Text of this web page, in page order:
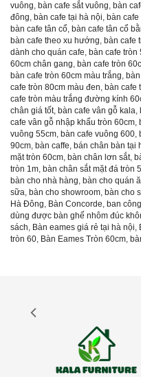
vuông, bàn cafe sắt vuông, bàn
đông, bàn cafe tại hà nội, bàn
bàn cafe tân cổ, bàn cafe tân cổ
bàn cafe theo xu hướng, bàn cafe
dành cho quán cafe, bàn cafe tròn
60cm chân gang, bàn cafe tròn
bàn cafe tròn 60cm màu trắng,
cafe tròn 80cm màu đen, bàn cafe
cafe tròn màu trắng đường kính
chân giá tốt, bàn cafe vân gỗ kala,
cafe vân gỗ nhập khẩu tròn 60cm,
vuông 55cm, bàn cafe vuông 600,
90cm, bàn caffe, bán chân bàn tại
mặt tròn 60cm, bàn chân lơn sắt,
tròn 1m, bàn chân sắt mặt đá tròn
bàn cho nhà hàng, bàn cho quán
sữa, bàn cho showroom, bàn cho
Hà Đông, Bàn Concorde, ban
dùng được bàn ghế nhôm đúc
sách, Bàn eames giá rẻ tại hà nội,
tròn 60, Bàn Eames Tròn 60cm,